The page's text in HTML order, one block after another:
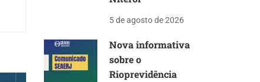
5 de agosto de 2026
Nova informativa
sobre o
Rioprevidência